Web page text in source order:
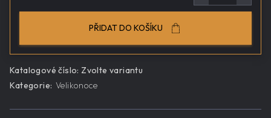
PŘIDAT DO KOŠÍKU
Katalogové číslo: Zvolte variantu
Kategorie: Velikonoce